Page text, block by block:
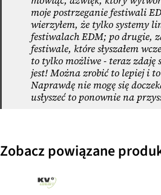
moje postrzeganie festiwali
wierzyłem, że tylko systemy
festiwalach EDM; po drugie,
festiwale, które słyszałem
to tylko możliwe - teraz zdaję
jest! Można zrobić to lepiej i
Naprawdę nie mogę się
usłyszeć to ponownie na
Zobacz powiązane